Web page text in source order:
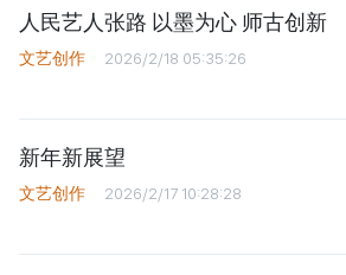
人民艺人张路 以墨为心 师古创新
文艺创作 2026/2/18 05:35:26
新年新展望
文艺创作 2026/2/17 10:28:28